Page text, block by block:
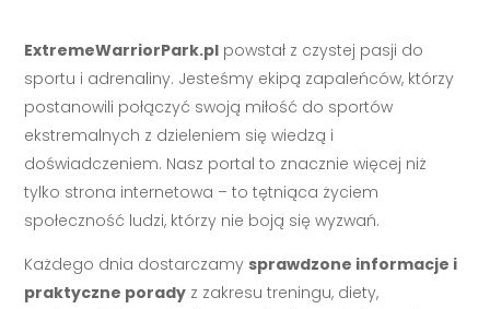
ExtremeWarriorPark.pl powstał z czystej pasji do
sportu i adrenaliny. Jesteśmy ekipą zapaleńców, którzy
postanowili połączyć swoją miłość do sportów
ekstremalnych z dzieleniem się wiedzą i
doświadczeniem. Nasz portal to znacznie więcej niż
tylko strona internetowa – to tętniąca życiem
społeczność ludzi, którzy nie boją się wyzwań.
Każdego dnia dostarczamy sprawdzone informacje i
praktyczne porady z zakresu treningu, diety,